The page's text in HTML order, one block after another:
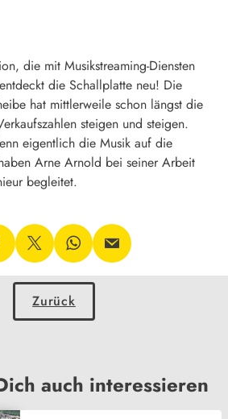
die mit Musikstreaming-Diensten
die Schallplatte neu! Die
hat mittlerweile schon längst die
steigen und steigen.
eigentlich die Musik auf die
Arne Arnold bei seiner Arbeit
begleitet.
Zurück
auch interessieren